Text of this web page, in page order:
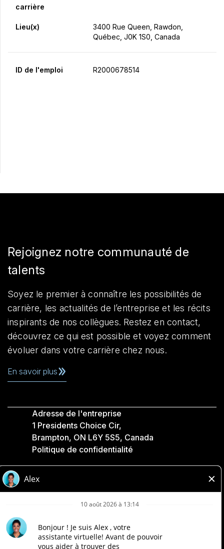
carrière
Lieu(x)
3400 Rue Queen, Rawdon,
Québec, J0K 1S0, Canada
ID de l'emploi R2000678514
Rejoignez notre communauté de
talents
Soyez le premier à connaître les possibilités de
carrière, les actualités de l’entreprise et les récits
inspirants de nos collègues. Restez en contact,
découvrez ce qui est possible et voyez comment
évoluer dans votre carrière chez nous.
En savoir plus
Adresse de l'entreprise
1 Presidents Choice Cir,
Brampton, ON L6Y 5S5, Canada
Politique de confidentialité
Accessibilité
Compagnies Loblaw